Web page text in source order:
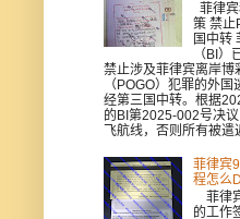
菲律
策 禁止
国中转
（BI）
禁止涉及菲律宾离岸博
（POGO）犯罪的外
经第三国中转。根据
的BI第2025-002号决
飞航线，否则所有被遣
菲律宾
程怎么
菲律
的工作